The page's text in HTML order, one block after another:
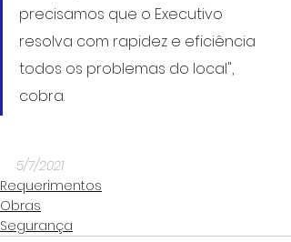
precisamos que o Executivo
resolva com rapidez e eficiência
todos os problemas do local",
cobra.
5/7/2021
Requerimentos
Obras
Segurança